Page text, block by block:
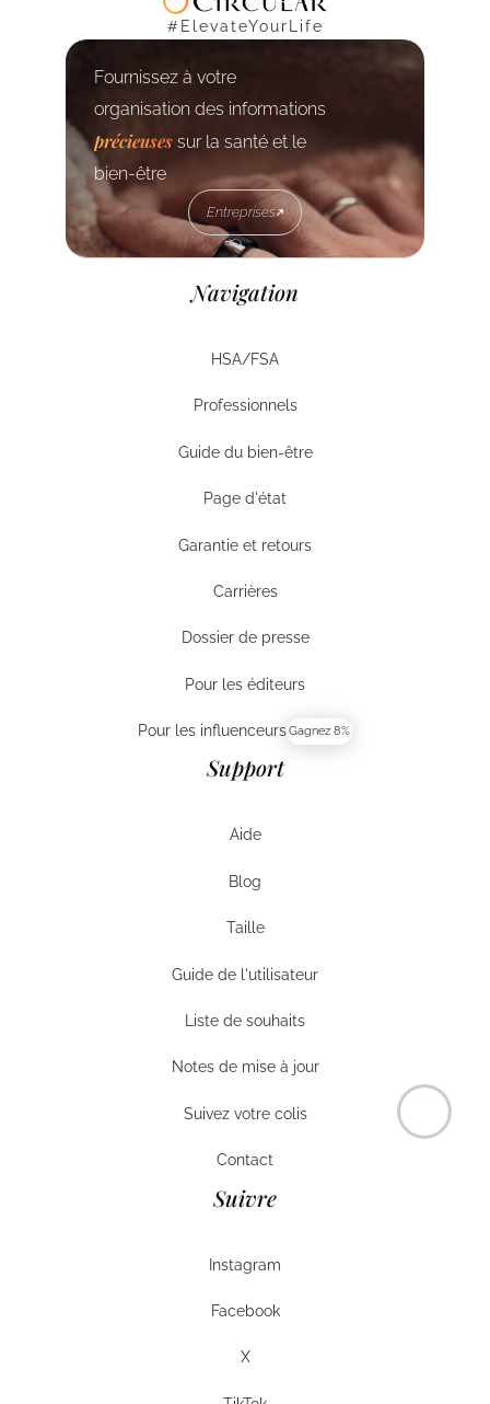
#ElevateYourLife
Fournissez à votre
organisation des informations
précieuses sur la santé et le
bien-être
Entreprises
Entreprises
Navigation
HSA/FSA
Professionnels
Guide du bien-être
Page d'état
Garantie et retours
Carrières
Dossier de presse
Pour les éditeurs
Pour les influenceurs
Pour les influenceurs
Gagnez 8%
Support
Aide
Blog
Taille
Guide de l'utilisateur
Liste de souhaits
Notes de mise à jour
Suivez votre colis
Contact
Contact
Suivre
Instagram
Facebook
X